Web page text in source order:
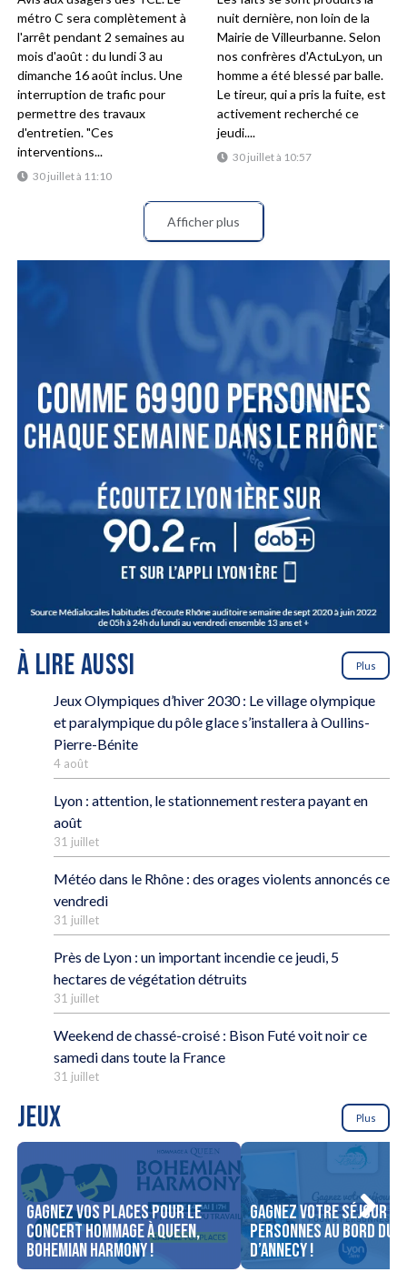
30 juillet à 11:10
métro C sera complètement à
l'arrêt pendant 2 semaines au
mois d'août : du lundi 3 au
dimanche 16 août inclus. Une
interruption de trafic pour
permettre des travaux
d'entretien. "Ces
interventions...
30 juillet à 10:57
nuit dernière, non loin de la
Mairie de Villeurbanne. Selon
nos confrères d'ActuLyon, un
homme a été blessé par balle.
Le tireur, qui a pris la fuite, est
activement recherché ce
jeudi....
Afficher plus
À LIRE AUSSI Plus
Jeux Olympiques d’hiver 2030 : Le village olympique
et paralympique du pôle glace s’installera à Oullins-
Pierre-Bénite
4 août
Lyon : attention, le stationnement restera payant en
août
31 juillet
Météo dans le Rhône : des orages violents annoncés ce
vendredi
31 juillet
Près de Lyon : un important incendie ce jeudi, 5
hectares de végétation détruits
31 juillet
Weekend de chassé-croisé : Bison Futé voit noir ce
samedi dans toute la France
31 juillet
JEUX Plus
Gagnez vos places pour le
concert Hommage à Queen,
Bohemian Harmony !
Gagnez votre séjour
personnes au bord du
d’Annecy !